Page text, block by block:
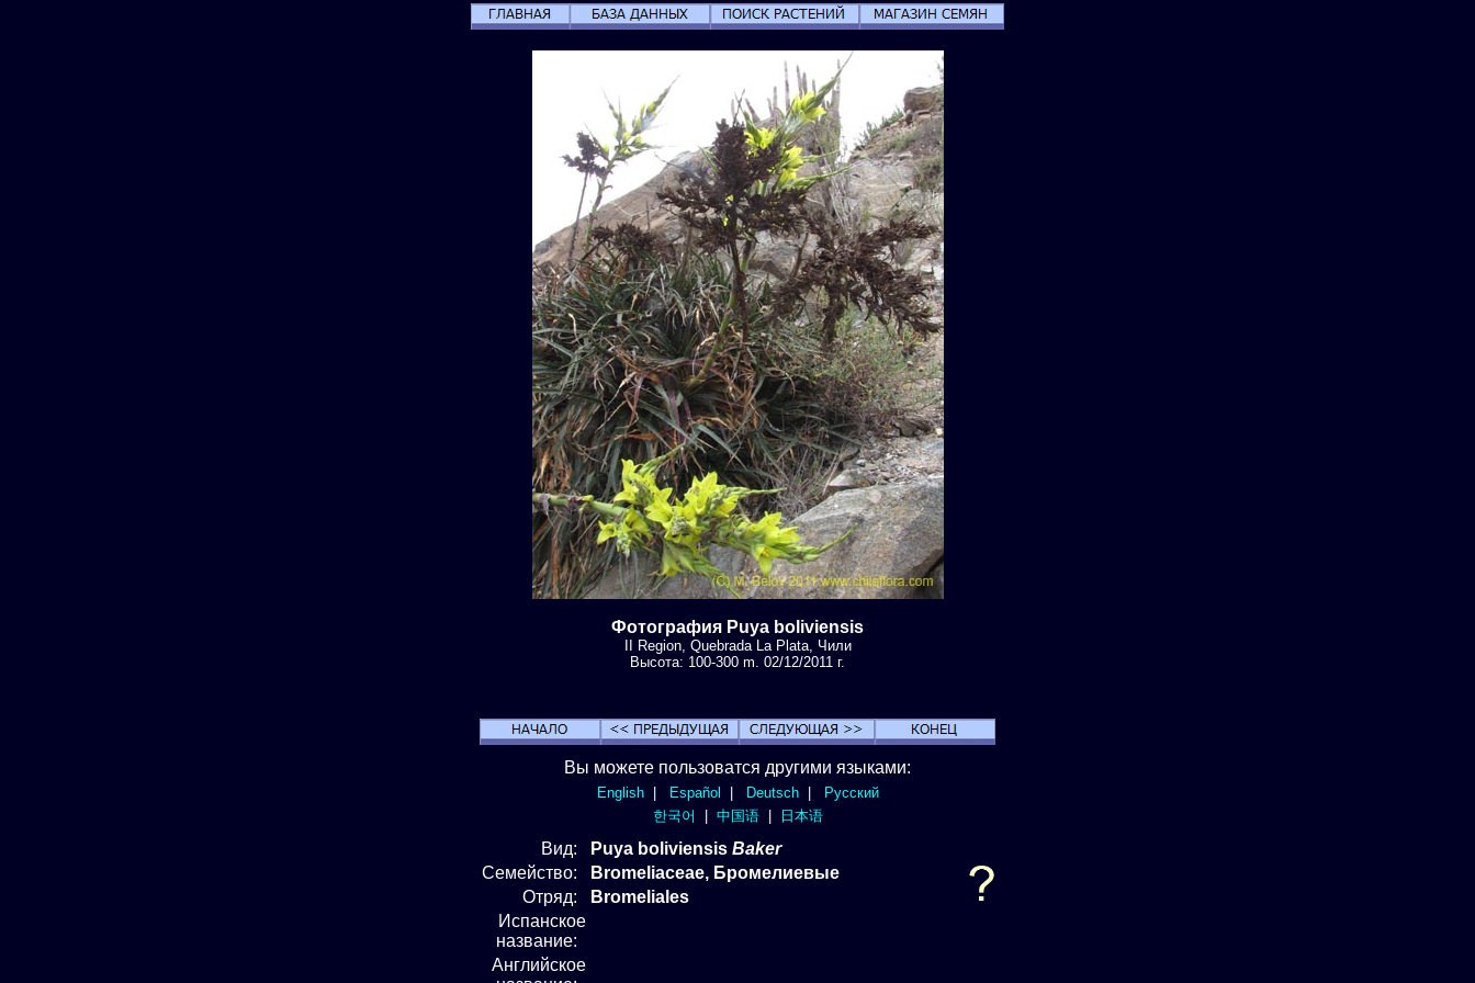
Фотография Puya boliviensis
II Region, Quebrada La Plata, Чили
Высота: 100-300 m. 02/12/2011 г.
Вы можете пользоватся другими языками:
English| Español Deutsch|
Русский
한국어
中国语| 日本语
Вид: Puya boliviensis Baker
Семейство:
Bromeliaceae, Бромелиевые
Отряд:
Bromeliales
Испанское
название:
Английское